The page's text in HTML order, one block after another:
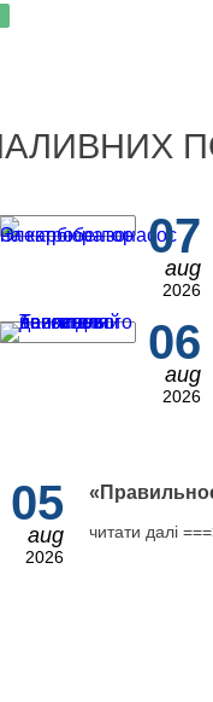
07
aug
2026
06
aug
2026
05
aug
2026
читати далі